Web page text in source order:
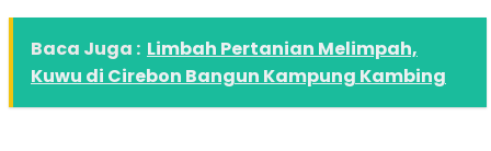
Baca Juga : Limbah Pertanian Melimpah,
Kuwu di Cirebon Bangun Kampung Kambing